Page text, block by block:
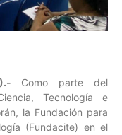
Como parte del
Tecnología e
la Fundación para
(Fundacite) en el